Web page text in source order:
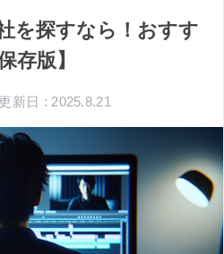
を探すなら！おすす
存版】
更新日 : 2025.8.21